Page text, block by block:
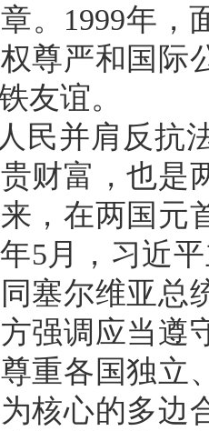
。1999年，
尊严和国际
友谊。
民并肩反抗
财富，也是
，在两国元
5月，习近
塞尔维亚总
强调应当遵
重各国独立
核心的多边